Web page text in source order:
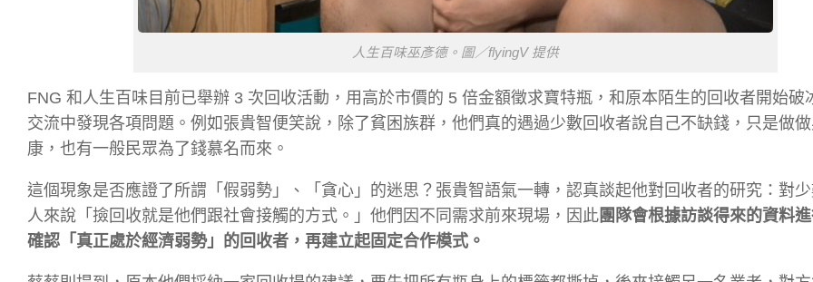
人生百味巫彥德。圖／flyingV 提供
FNG 和人生百味目前已舉辦 3 次回收活動，用高於市價的 5 倍金額徵求寶特瓶，和原本陌生的回收者開始破
交流中發現各項問題。例如張貴智便笑說，除了貧困族群，他們真的遇過少數回收者說自己不缺錢，只是做
康，也有一般民眾為了錢慕名而來。
這個現象是否應證了所謂「假弱勢」、「貪心」的迷思？張貴智語氣一轉，認真談起他對回收者的研究：對
人來說「撿回收就是他們跟社會接觸的方式。」他們因不同需求前來現場，因此團隊會根據訪談得來的資料
確認「真正處於經濟弱勢」的回收者，再建立起固定合作模式。